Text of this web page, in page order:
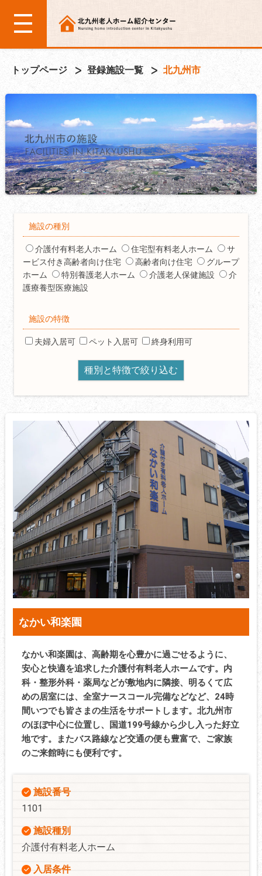
トップページ 登録施設一覧 北九州市
施設の種別
介護付有料老人ホーム 住宅型有料老人ホーム
サ
ービス付き高齢者向け住宅
高齢者向け住宅
グループ
ホーム
特別養護老人ホーム 介護老人保健施設
介
護療養型医療施設
施設の特徴
夫婦入居可 ペット入居可 終身利用可
なかい和楽園
なかい和楽園は、高齢期を心豊かに過ごせるように、
安心と快適を追求した介護付有料老人ホームです。内
科・整形外科・薬局などが敷地内に隣接、明るくて広
めの居室には、全室ナースコール完備などなど、24時
間いつでも皆さまの生活をサポートします。北九州市
のほぼ中心に位置し、国道199号線から少し入った好立
地です。またバス路線など交通の便も豊富で、ご家族
のご来館時にも便利です。
施設番号
1101
施設種別
介護付有料老人ホーム
入居条件